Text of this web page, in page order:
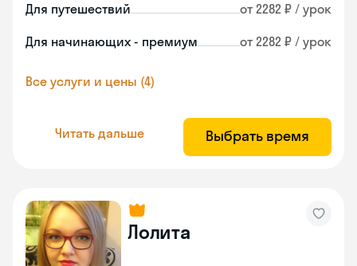
Для путешествий от 2282 ₽ / урок
Для начинающих - премиум от 2282 ₽ / урок
Все услуги и цены (4)
Читать дальше Выбрать время
Лолита